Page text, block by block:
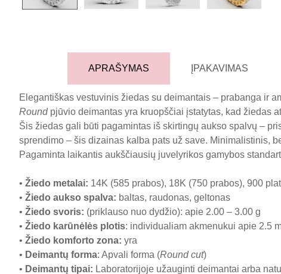
APRAŠYMAS ĮPAKAVIMAS
Elegantiškas vestuvinis žiedas su deimantais – prabanga ir
Round pjūvio deimantas yra kruopščiai įstatytas, kad žiedas
Šis žiedas gali būti pagamintas iš skirtingų aukso spalvų –
sprendimo – šis dizainas kalba pats už save. Minimalistinis,
Pagaminta laikantis aukščiausių juvelyrikos gamybos
• Žiedo metalai: 14K (585 prabos), 18K (750 prabos), 900
• Žiedo aukso spalva: baltas, raudonas, geltonas
• Žiedo svoris: (priklauso nuo dydžio): apie 2.00 – 3.00 g
• Žiedo karūnėlės plotis: individualiam akmenukui apie 2.5
• Žiedo komforto zona: yra
• Deimantų forma: Apvali forma (Round cut)
• Deimantų tipai: Laboratorijoje užauginti deimantai arba